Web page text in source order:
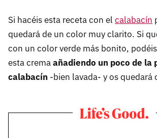
Si hacéis esta receta con el calabacín
quedará de un color muy clarito. Si
con un color verde más bonito,
esta cremaañadiendo un poco de la
calabacín -bien lavada- y os quedará